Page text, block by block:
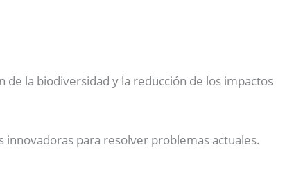
la biodiversidad y la reducción de los impactos
para resolver problemas actuales.